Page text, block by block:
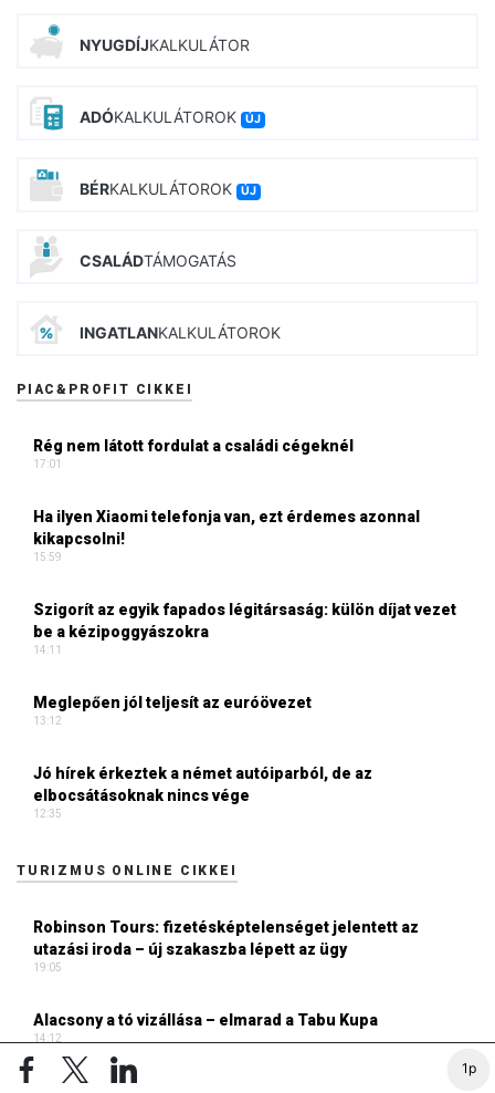
1p
NYUGDÍJKALKULÁTOR
ADÓKALKULÁTOROK ÚJ
BÉRKALKULÁTOROK ÚJ
CSALÁDTÁMOGATÁS
INGATLANKALKULÁTOROK
PIAC&PROFIT CIKKEI
Rég nem látott fordulat a családi cégeknél
17:01
Ha ilyen Xiaomi telefonja van, ezt érdemes azonnal
kikapcsolni!
15:59
Szigorít az egyik fapados légitársaság: külön díjat vezet
be a kézipoggyászokra
14:11
Meglepően jól teljesít az euróövezet
13:12
Jó hírek érkeztek a német autóiparból, de az
elbocsátásoknak nincs vége
12:35
TURIZMUS ONLINE CIKKEI
Robinson Tours: fizetésképtelenséget jelentett az
utazási iroda – új szakaszba lépett az ügy
19:05
Alacsony a tó vizállása – elmarad a Tabu Kupa
14:12